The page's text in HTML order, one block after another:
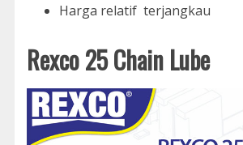
Harga relatif terjangkau
Rexco 25 Chain Lube